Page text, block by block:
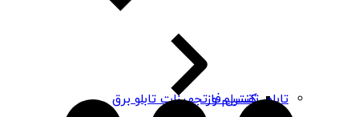
کنترل فاز
تابلو، تقسیم و تجهیزات تابلو برق